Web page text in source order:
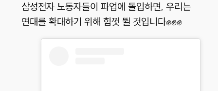
삼성전자 노동자들이 파업에 돌입하면, 우리는
연대를 확대하기 위해 힘껏 뛸 것입니다✊✊✊